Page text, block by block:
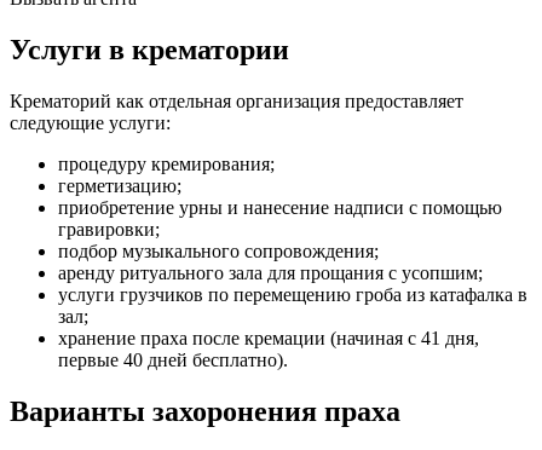
Услуги в крематории
Крематорий как отдельная организация предоставляет
следующие услуги:
процедуру кремирования;
герметизацию;
приобретение урны и нанесение надписи с помощью
гравировки;
подбор музыкального сопровождения;
аренду ритуального зала для прощания с усопшим;
услуги грузчиков по перемещению гроба из катафалка в
зал;
хранение праха после кремации (начиная с 41 дня,
первые 40 дней бесплатно).
Варианты захоронения праха